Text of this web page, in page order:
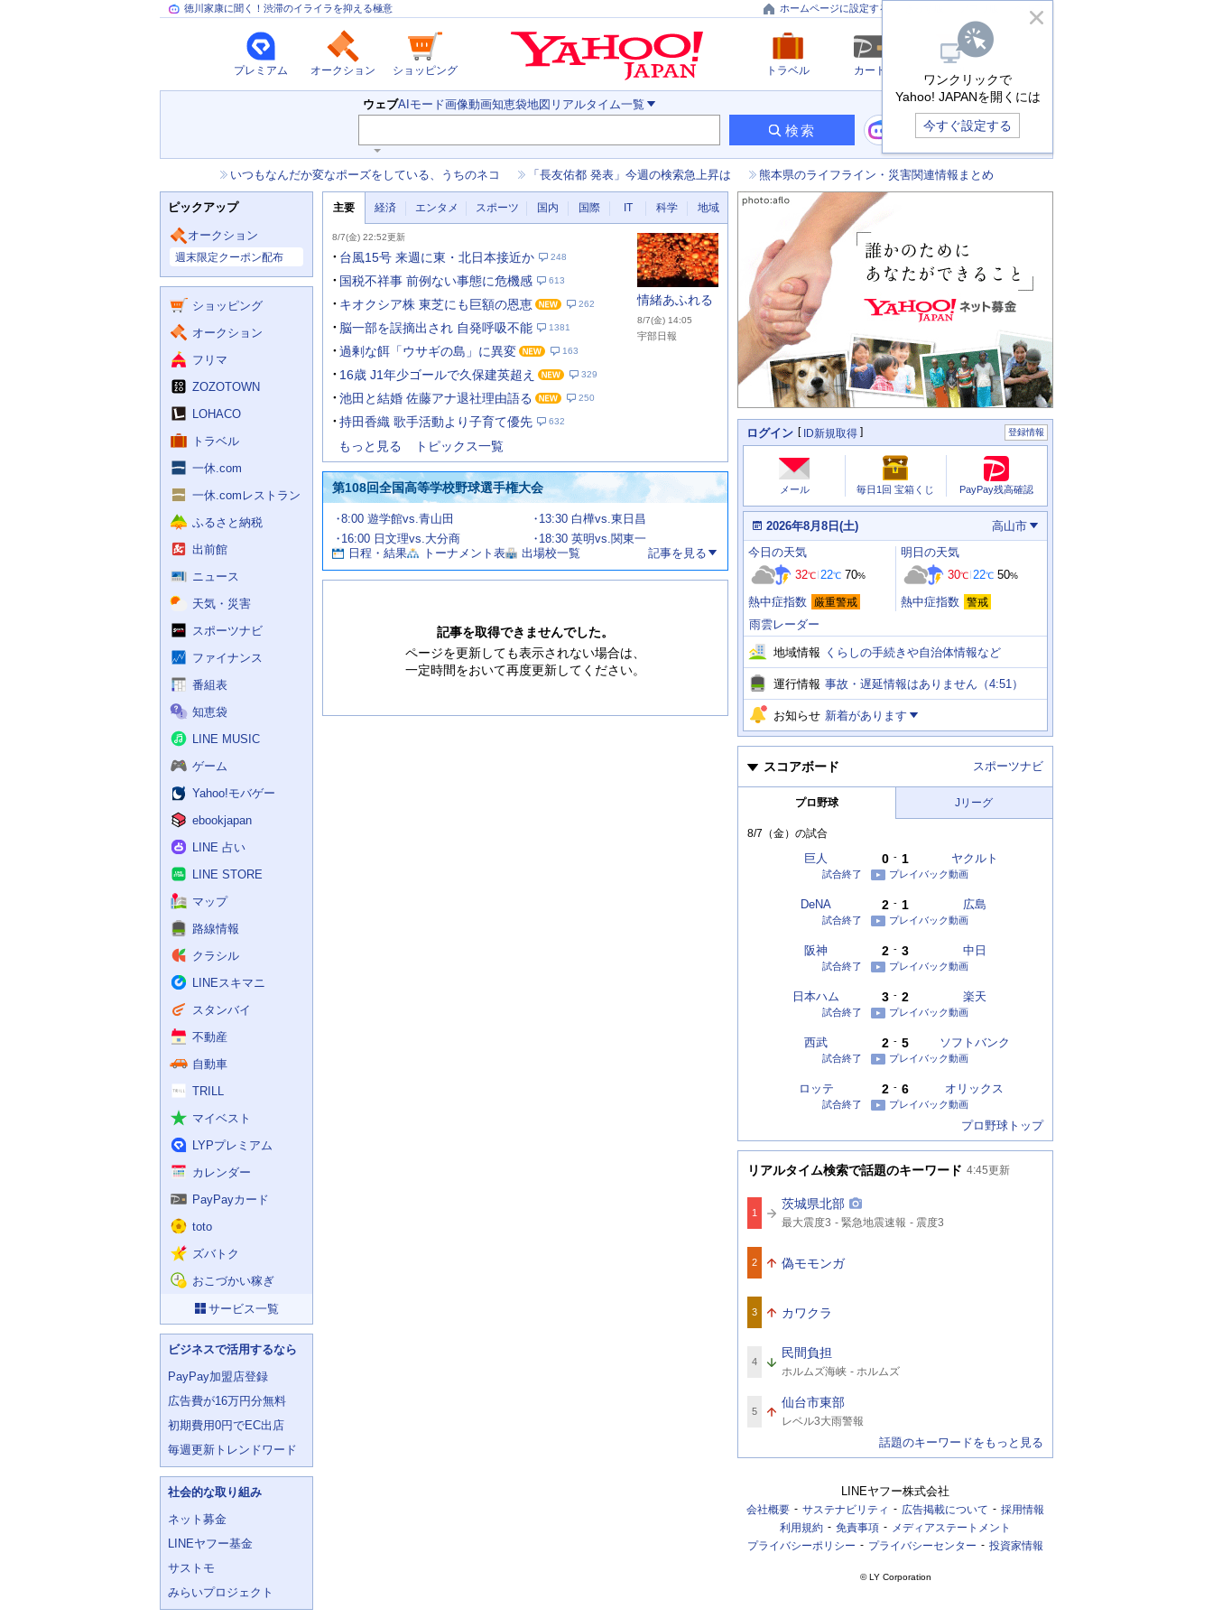
ワンクリックで
Yahoo! JAPANを開くには
今すぐ設定する
徳川家康に聞く！渋滞のイライラを抑える極意 ホームページに設定する
トラベル カード
プレミアム オークション ショッピング
検
索
ウェブAIモード画像動画知恵袋地図 リアルタイム一覧
検索
ワ
ー
力
補
助
を
開
く
ら
せ
いつもなんだか変なポーズをしている、うちのネコ 「長友佑都 発表」今週の検索急上昇は 熊本県のライフライン・災害関連情報まとめ
ピックアップ
オークション
週末限定クーポン配布
サ
ビ
ショッピング
オークション
フリマ
ZOZOTOWN
LOHACO
トラベル
一休.com
一休.comレストラン
ふるさと納税
出前館
ニュース
天気・災害
スポーツナビ
ファイナンス
番組表
知恵袋
LINE MUSIC
ゲーム
Yahoo!モバゲー
ebookjapan
LINE 占い
LINE STORE
マップ
路線情報
クラシル
LINEスキマニ
スタンバイ
不動産
自動車
TRILL
マイベスト
LYPプレミアム
カレンダー
PayPayカード
toto
ズバトク
おこづかい稼ぎ
サービス一覧
ビジネスで活用するなら
PayPay加盟店登録
広告費が16万円分無料
初期費用0円でEC出店
毎週更新トレンドワード
社会的な取り組み
ネット募金
LINEヤフー基金
サストモ
みらいプロジェクト
ュ
ス
主要 経済 エンタメ スポーツ 国内 国際 IT 科学 地域
要
ニ
ー
8/7(金) 22:52更新
台風15号 来週に東・北日本接近か 248
国税不祥事 前例ない事態に危機感 613
キオクシア株 東芝にも巨額の恩恵 262
脳一部を誤摘出され 自発呼吸不能 1381
過剰な餌「ウサギの島」に異変 163
16歳 J1年少ゴールで久保建英超え 329
池田と結婚 佐藤アナ退社理由語る 250
持田香織 歌手活動より子育て優先 632
情緒あふれる
8/7(金) 14:05
宇部日報
もっと見る トピックス一覧
第108回全国高等学校野球選手権大会
試
合
情
報
8:00 遊学館vs.青山田
13:30 白樺vs.東日昌
16:00 日文理vs.大分商
18:30 英明vs.関東一
日程・結果
トーナメント表 出場校一覧 記事を見る
お
す
記事を取得できませんでした。
ページを更新しても表示されない場合は、
一定時間をおいて再度更新してください。
個
人
情
報
ログイン ID新規取得 登録情報
あ
た
の
ス
ス
メール 毎日1回 宝箱くじ PayPay残高確認
本
日
の
天
気
運
情
報
2026年8月8日(土) 高山市
今
日
明
日
の
天
気
今日 の天気
32℃ 22℃ 70%
熱中症指数 厳重警戒
明日 の天気
30℃ 22℃ 50%
熱中症指数 警戒
雨雲レーダー
地域情報 くらしの手続きや自治体情報など
運行情報 事故・遅延情報はありません（4:51）
お知らせ 新着があります
スコアボード スポーツナビ
プロ野球 Jリーグ
8/7（金） の試合
巨人 ヤクルト
試合終了 プレイバック動画
0 - 1
DeNA 広島
試合終了 プレイバック動画
2 - 1
阪神 中日
試合終了 プレイバック動画
2 - 3
日本ハム 楽天
試合終了 プレイバック動画
3 - 2
西武 ソフトバンク
試合終了 プレイバック動画
2 - 5
ロッテ オリックス
試合終了 プレイバック動画
2 - 6
プロ野球トップ
リアルタイム検索で話題のキーワード 4:45更新
1
茨城県北部
関
連
ド
最大震度3 緊急地震速報 震度3
2 偽モモンガ
3 カワクラ
4
民間負担
関
連
ー
ド
ホルムズ海峡 ホルムズ
5
仙台市東部
関
連
レベル3大雨警報
話題のキーワードをもっと見る
LINEヤフー株式会社
会社概要 サステナビリティ 広告掲載について
採用情報
利用規約
免責事項
メディアステートメント
プライバシーポリシー
プライバシーセンター 投資家情報
© LY Corporation